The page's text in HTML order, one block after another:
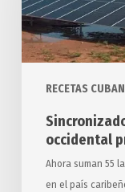
RECETAS
en
occidental
provincia
occidental
Ahora suman 55
en el país